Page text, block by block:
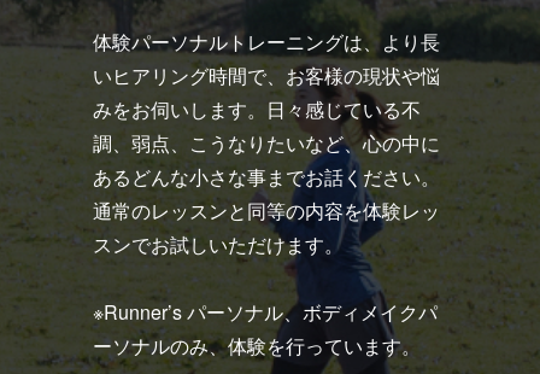
体験パーソナルトレーニングは、より長
いヒアリング時間で、お客様の現状や悩
みをお伺いします。日々感じている不
調、弱点、こうなりたいなど、心の中に
あるどんな小さな事までお話ください。
通常のレッスンと同等の内容を体験レッ
スンでお試しいただけます。
※Runner’s パーソナル、ボディメイクパ
ーソナルのみ、体験を行っています。